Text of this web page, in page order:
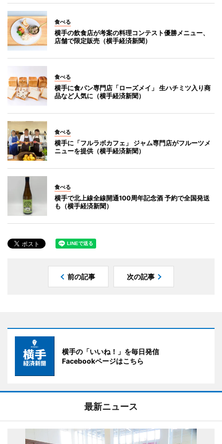
食べる
横手の飲食店が考案の料理コンテスト優勝メニュー、
店舗で限定販売（横手経済新聞）
食べる
横手に食パン専門店「ローズメイ」 生ハチミツ入り商
品など人気に（横手経済新聞）
食べる
横手に「フルラボカフェ」 ジャム専門店がフルーツメ
ニューを提供（横手経済新聞）
食べる
横手で北上線全線開通100周年記念酒 予約で全国発送
も（横手経済新聞）
前の記事 次の記事
横手の「いいね！」を毎日発信
Facebookページはこちら
最新ニュース